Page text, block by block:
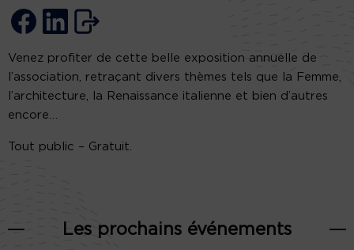
Venez profiter de cette belle exposition annuelle de
l’association, retraçant divers thèmes tels que la Femme,
l’architecture, la Renaissance italienne et bien d’autres
encore…
Tout public – Gratuit.
Les prochains événements